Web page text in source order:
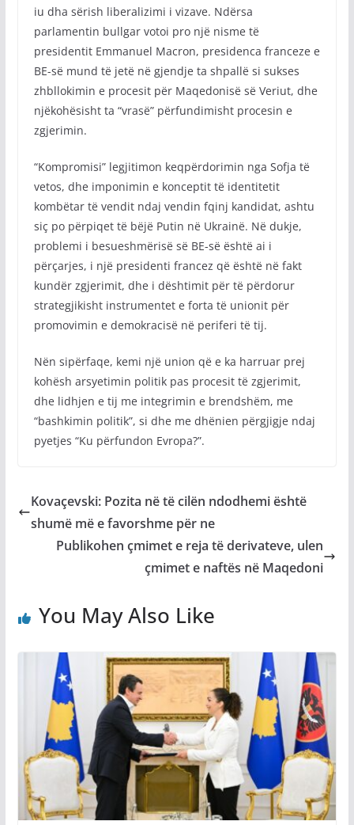
iu dha sërish liberalizimi i vizave. Ndërsa
parlamentin bullgar votoi pro një nisme të
presidentit Emmanuel Macron, presidenca franceze e
BE-së mund të jetë në gjendje ta shpallë si sukses
zhbllokimin e procesit për Maqedonisë së Veriut, dhe
njëkohësisht ta “vrasë” përfundimisht procesin e
zgjerimin.
“Kompromisi” legjitimon keqpërdorimin nga Sofja të
vetos, dhe imponimin e konceptit të identitetit
kombëtar të vendit ndaj vendin fqinj kandidat, ashtu
siç po përpiqet të bëjë Putin në Ukrainë. Në dukje,
problemi i besueshmërisë së BE-së është ai i
përçarjes, i një presidenti francez që është në fakt
kundër zgjerimit, dhe i dështimit për të përdorur
strategjikisht instrumentet e forta të unionit për
promovimin e demokracisë në periferi të tij.
Nën sipërfaqe, kemi një union që e ka harruar prej
kohësh arsyetimin politik pas procesit të zgjerimit,
dhe lidhjen e tij me integrimin e brendshëm, me
“bashkimin politik”, si dhe me dhënien përgjigje ndaj
pyetjes “Ku përfundon Evropa?”.
Kovaçevski: Pozita në të cilën ndodhemi është
shumë më e favorshme për ne
Publikohen çmimet e reja të derivateve, ulen
çmimet e naftës në Maqedoni
You May Also Like